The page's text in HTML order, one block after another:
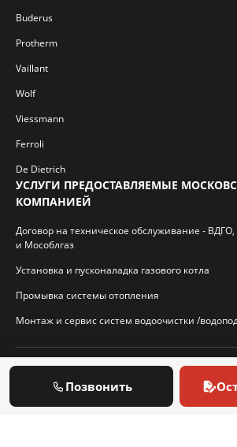
Buderus
Protherm
Vaillant
Wolf
Viessmann
Ferroli
De Dietrich
УСЛУГИ ПРЕДОСТАВЛЯЕМЫЕ
КОМПАНИЕЙ
Договор на техническое обслуживание -
и Мособлгаз
Установка и пусконаладка газового котла
Промывка системы отопления
Монтаж и сервис систем водоочистки /
© 2026 И.П. Кротиков С.А. Virtbridge.ru
Позвонить